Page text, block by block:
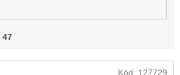
47
Kód: 127729